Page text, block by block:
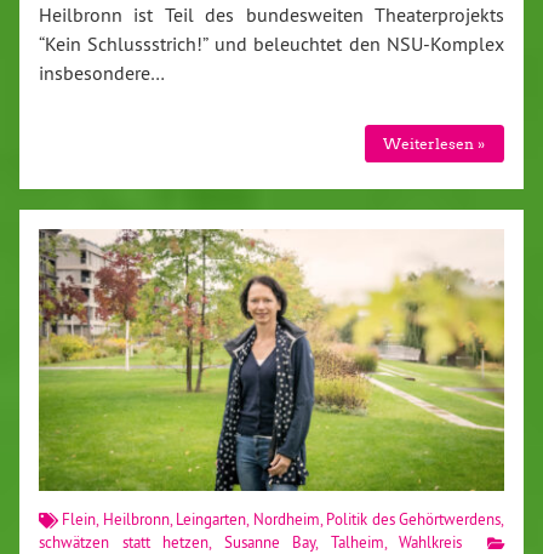
Heilbronn ist Teil des bundesweiten Theaterprojekts
“Kein Schlussstrich!” und beleuchtet den NSU-Komplex
insbesondere…
Weiterlesen »
Flein, Heilbronn,Leingarten, Nordheim,Politik des Gehörtwerdens,
schwätzen statt hetzen, Susanne Bay, Talheim,Wahlkreis